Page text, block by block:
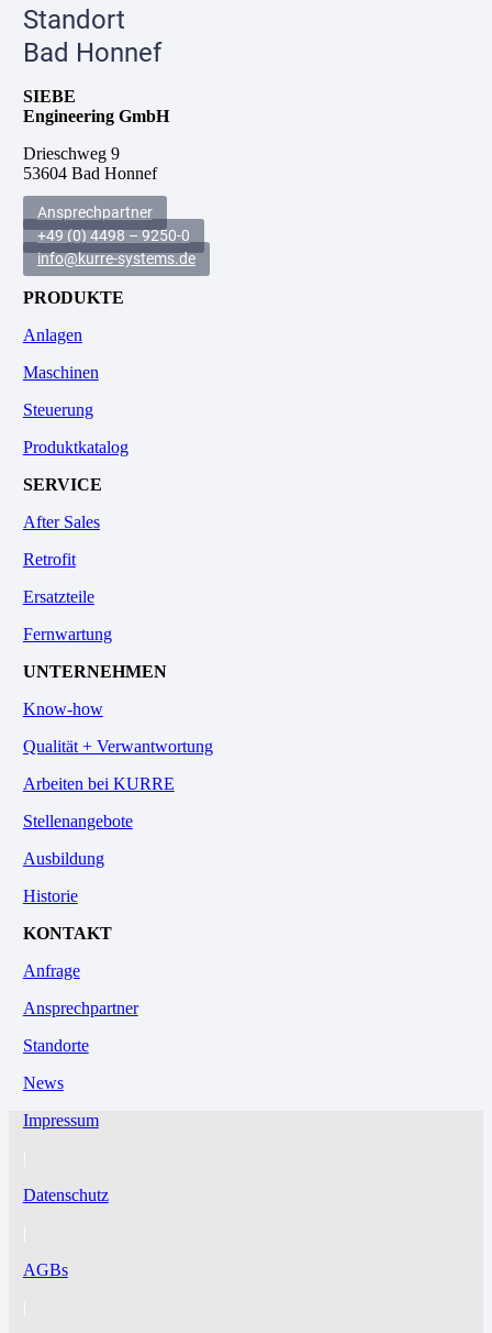
Standort
Bad Honnef
SIEBE
Engineering GmbH
Drieschweg 9
53604 Bad Honnef
Ansprechpartner
+49 (0) 4498 – 9250-0
info@kurre-systems.de
PRODUKTE
Anlagen
Maschinen
Steuerung
Produktkatalog
SERVICE
After Sales
Retrofit
Ersatzteile
Fernwartung
UNTERNEHMEN
Know-how
Qualität + Verwantwortung
Arbeiten bei KURRE
Stellenangebote
Ausbildung
Historie
KONTAKT
Anfrage
Ansprechpartner
Standorte
News
Impressum
Datenschutz
AGBs